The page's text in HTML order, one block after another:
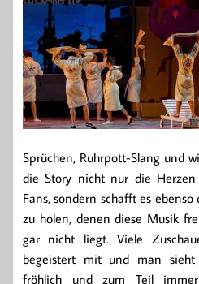
Sprüchen, Ruhrpott-Slang und
die Story nicht nur die
Fans, sondern schafft es
zu holen, denen diese Musik
gar nicht liegt. Viele
begeistert mit und man sieht
fröhlich und zum Teil